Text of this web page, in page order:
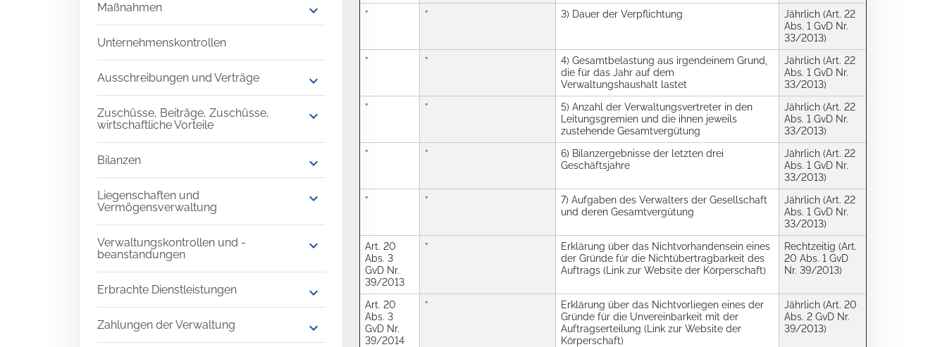
Maßnahmen expand_more
Unternehmenskontrollen
Ausschreibungen und Verträge expand_more
Zuschüsse, Beiträge, Zuschüsse,
wirtschaftliche Vorteile
expand_more
Bilanzen expand_more
Liegenschaften und
Vermögensverwaltung
expand_more
Verwaltungskontrollen und -
beanstandungen
expand_more
Erbrachte Dienstleistungen expand_more
Zahlungen der Verwaltung expand_more
”
” 3) Dauer der Verpflichtung
Jährlich (Art. 22
Abs. 1 GvD Nr.
33/2013)
”
”
4) Gesamtbelastung aus irgendeinem Grund,
die für das Jahr auf dem
Verwaltungshaushalt lastet
Jährlich (Art. 22
Abs. 1 GvD Nr.
33/2013)
”
”
5) Anzahl der Verwaltungsvertreter in den
Leitungsgremien und die ihnen jeweils
zustehende Gesamtvergütung
Jährlich (Art. 22
Abs. 1 GvD Nr.
33/2013)
”
”
6) Bilanzergebnisse der letzten drei
Geschäftsjahre
Jährlich (Art. 22
Abs. 1 GvD Nr.
33/2013)
”
”
7) Aufgaben des Verwalters der Gesellschaft
und deren Gesamtvergütung
Jährlich (Art. 22
Abs. 1 GvD Nr.
33/2013)
Art. 20
Abs. 3
GvD Nr.
39/2013
”
Erklärung über das Nichtvorhandensein eines
der Gründe für die Nichtübertragbarkeit des
Auftrags (Link zur Website der Körperschaft)
Rechtzeitig (Art.
20 Abs. 1 GvD
Nr. 39/2013)
Art. 20
Abs. 3
GvD Nr.
39/2014
”
Erklärung über das Nichtvorliegen eines der
Gründe für die Unvereinbarkeit mit der
Auftragserteilung (Link zur Website der
Körperschaft)
Jährlich (Art. 20
Abs. 2 GvD Nr.
39/2013)